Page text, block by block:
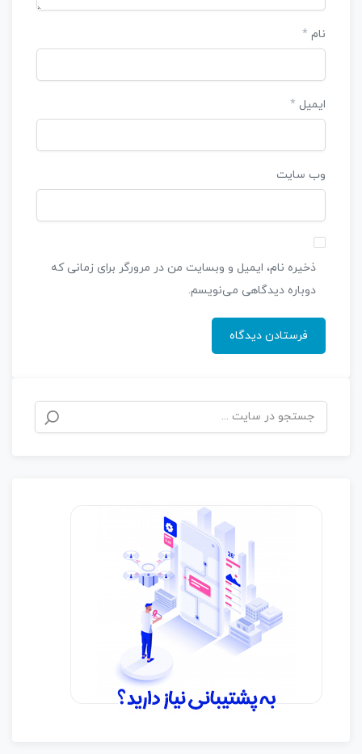
نام *
ایمیل *
وب‌ سایت
ذخیره نام، ایمیل و وبسایت من در مرورگر برای زمانی که
دوباره دیدگاهی می‌نویسم.